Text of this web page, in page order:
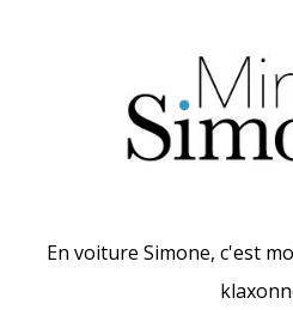
En voiture Simone, c'est